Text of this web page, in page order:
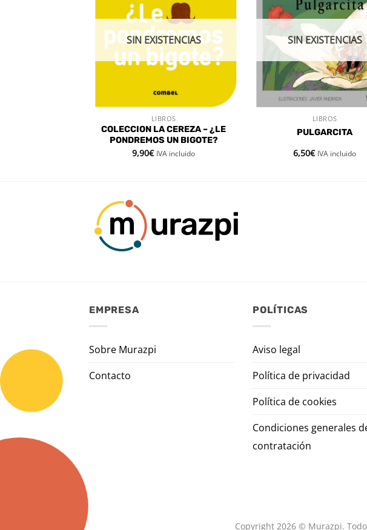
deseos
VISTA RÁPIDA
SIN EXISTENCIAS
LIBROS
COLECCION LA CEREZA – ¿LE
PONDREMOS UN BIGOTE?
9,90€ IVA incluido
VISTA RÁPIDA
SIN EXISTENCIAS
LIBROS
PULGARCITA
6,50€ IVA incluido
EMPRESA
Sobre Murazpi
Contacto
POLÍTICAS
Aviso legal
Política de privacidad
Política de cookies
Condiciones generales
contratación
Copyright 2026 © Murazpi.